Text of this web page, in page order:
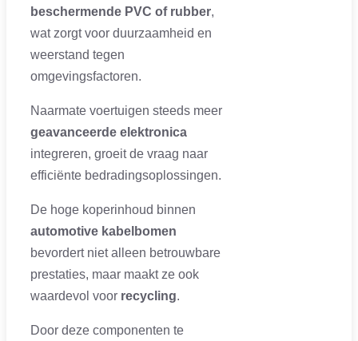
beschermende PVC of rubber,
wat zorgt voor duurzaamheid en
weerstand tegen
omgevingsfactoren.
Naarmate voertuigen steeds meer
geavanceerde elektronica
integreren, groeit de vraag naar
efficiënte bedradingsoplossingen.
De hoge koperinhoud binnen
automotive kabelbomen
bevordert niet alleen betrouwbare
prestaties, maar maakt ze ook
waardevol voor recycling.
Door deze componenten te